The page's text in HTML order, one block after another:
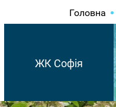
Головна
ЖК Софія